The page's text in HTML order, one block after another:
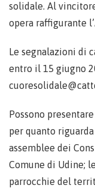
solidale. Al
opera raffigurante
Le segnalazioni di
entro il 15 giugno
Possono
per quanto
assemblee dei
Comune di Udine;
parrocchie del